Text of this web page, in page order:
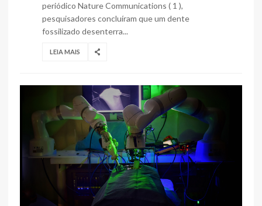
periódico Nature Communications ( 1 ),
pesquisadores concluíram que um dente
fossilizado desenterra...
LEIA MAIS